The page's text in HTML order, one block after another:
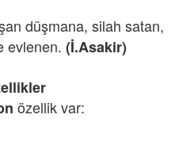
düşmana, silah satan,
evlenen. (İ.Asakir)
özellik var: